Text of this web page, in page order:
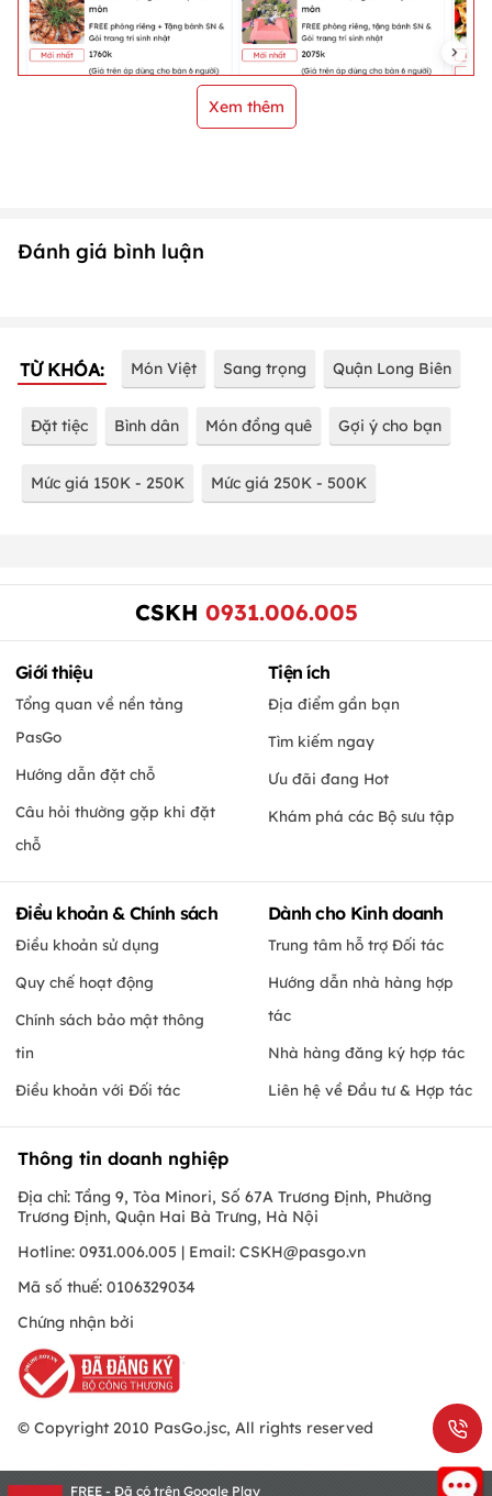
Xem thêm
Đánh giá bình luận
TỪ KHÓA: Món Việt Sang trọng Quận Long Biên
Đặt tiệc Bình dân Món đồng quê Gợi ý cho bạn
Mức giá 150K - 250K Mức giá 250K - 500K
CSKH 0931.006.005
Giới thiệu
Tổng quan về nền tảng
PasGo
Hướng dẫn đặt chỗ
Câu hỏi thường gặp khi đặt
chỗ
Tiện ích
Địa điểm gần bạn
Tìm kiếm ngay
Ưu đãi đang Hot
Khám phá các Bộ sưu tập
Điều khoản & Chính sách
Điều khoản sử dụng
Quy chế hoạt động
Chính sách bảo mật thông
tin
Điều khoản với Đối tác
Dành cho Kinh doanh
Trung tâm hỗ trợ Đối tác
Hướng dẫn nhà hàng hợp
tác
Nhà hàng đăng ký hợp tác
Liên hệ về Đầu tư & Hợp tác
Thông tin doanh nghiệp
Địa chỉ: Tầng 9, Tòa Minori, Số 67A Trương Định, Phường
Trương Định, Quận Hai Bà Trưng, Hà Nội
Hotline: 0931.006.005 | Email: CSKH@pasgo.vn
Mã số thuế: 0106329034
Chứng nhận bởi
© Copyright 2010 PasGo.jsc, All rights reserved
FREE - Đã có trên Google Play